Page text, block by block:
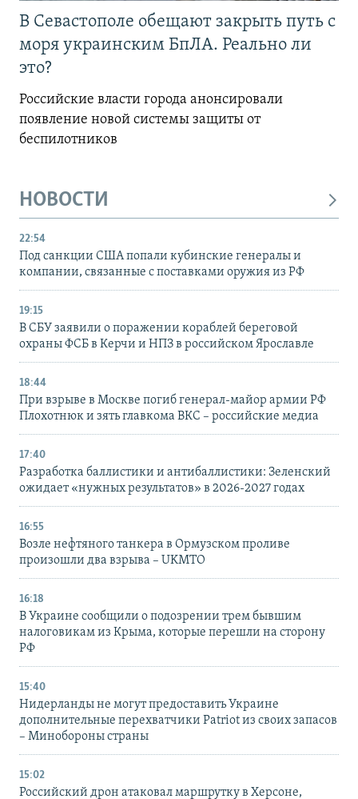
В Севастополе обещают закрыть путь с
моря украинским БпЛА. Реально ли
это?
Российские власти города анонсировали
появление новой системы защиты от
беспилотников
НОВОСТИ
22:54
Под санкции США попали кубинские генералы и
компании, связанные с поставками оружия из РФ
19:15
В СБУ заявили о поражении кораблей береговой
охраны ФСБ в Керчи и НПЗ в российском Ярославле
18:44
При взрыве в Москве погиб генерал-майор армии РФ
Плохотнюк и зять главкома ВКС – российские медиа
17:40
Разработка баллистики и антибаллистики: Зеленский
ожидает «нужных результатов» в 2026-2027 годах
16:55
Возле нефтяного танкера в Ормузском проливе
произошли два взрыва – UKMTO
16:18
В Украине сообщили о подозрении трем бывшим
налоговикам из Крыма, которые перешли на сторону
РФ
15:40
Нидерланды не могут предоставить Украине
дополнительные перехватчики Patriot из своих запасов
– Минобороны страны
15:02
Российский дрон атаковал маршрутку в Херсоне,